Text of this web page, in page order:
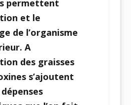
permettent
et le
de l’organisme
A
des graisses
s’ajoutent